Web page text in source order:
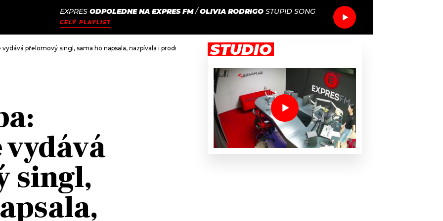
NALADIT
EXPRES ODPOLEDNE NA EXPRES FM/OLIVIA RODRIGO STUPID SONG
CELÝ PLAYLIST
přelomový singl, sama ho napsala, nazpívala i produkovala
singl,
STUDIO